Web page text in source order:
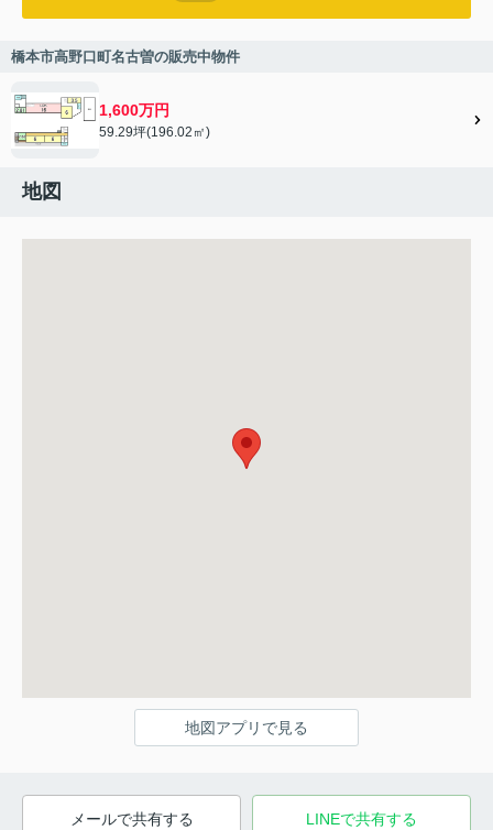
橋本市高野口町名古曽の販売中物件
1,600万円
59.29坪(196.02㎡)
地図
地図アプリで見る
メールで共有する LINEで共有する